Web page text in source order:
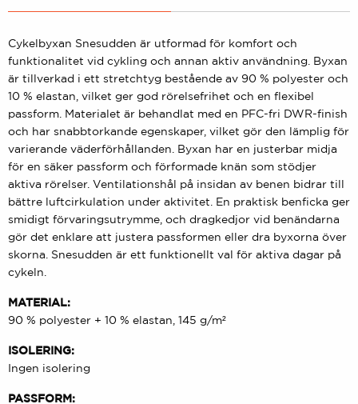
Cykelbyxan Snesudden är utformad för komfort och
funktionalitet vid cykling och annan aktiv användning. Byxan
är tillverkad i ett stretchtyg bestående av 90 % polyester och
10 % elastan, vilket ger god rörelsefrihet och en flexibel
passform. Materialet är behandlat med en PFC-fri DWR-finish
och har snabbtorkande egenskaper, vilket gör den lämplig för
varierande väderförhållanden. Byxan har en justerbar midja
för en säker passform och förformade knän som stödjer
aktiva rörelser. Ventilationshål på insidan av benen bidrar till
bättre luftcirkulation under aktivitet. En praktisk benficka ger
smidigt förvaringsutrymme, och dragkedjor vid benändarna
gör det enklare att justera passformen eller dra byxorna över
skorna. Snesudden är ett funktionellt val för aktiva dagar på
cykeln.
MATERIAL:
90 % polyester + 10 % elastan, 145 g/m²
ISOLERING:
Ingen isolering
PASSFORM: